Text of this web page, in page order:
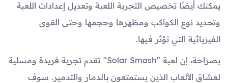
يمكنك أيضًا تخصيص التجربة اللعبة وتعديل إعدادات اللعبة
وتحديد نوع الكواكب ومظهرها وحجمها وحتى القوى
الفيزيائية التي تؤثر فيها.
بصراحة، إن لعبة "Solar Smash" تقدم تجربة فريدة ومسلية
لعشاق الألعاب الذين يستمتعون بالدمار والتدمير. سوف